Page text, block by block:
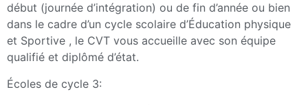
début (journée d’intégration) ou de fin d’année ou bien
dans le cadre d’un cycle scolaire d’Éducation physique
et Sportive , le CVT vous accueille avec son équipe
qualifié et diplômé d’état.
Écoles de cycle 3: